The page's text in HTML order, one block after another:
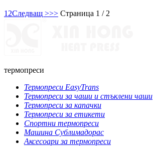
1 2Следващ >>> Страница 1 / 2
термопреси
Термопреси EasyTrans
Термопреси за чаши и стъклени чаши
Термопреси за капачки
Термопреси за етикети
Спортни термопреси
Машина Сублимадорас
Аксесоари за термопреси